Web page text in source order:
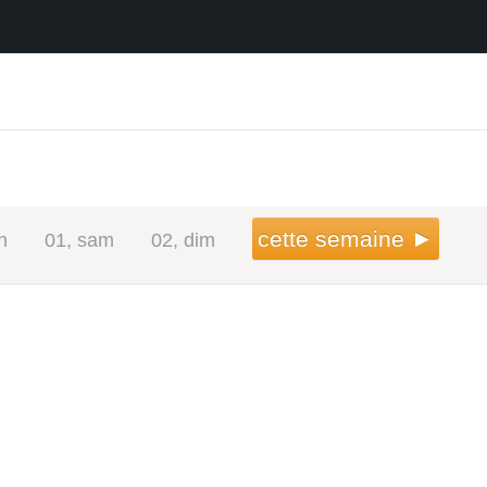
01, sam 02, dim cette semaine ►